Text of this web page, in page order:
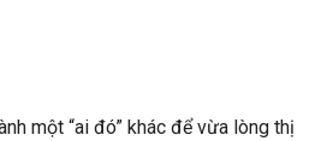
một “ai đó” khác để vừa lòng thị